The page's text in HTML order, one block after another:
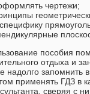
чертежи;
пособия
отдыха и
надолго запомнить
применять ГДЗ в
сверяя с